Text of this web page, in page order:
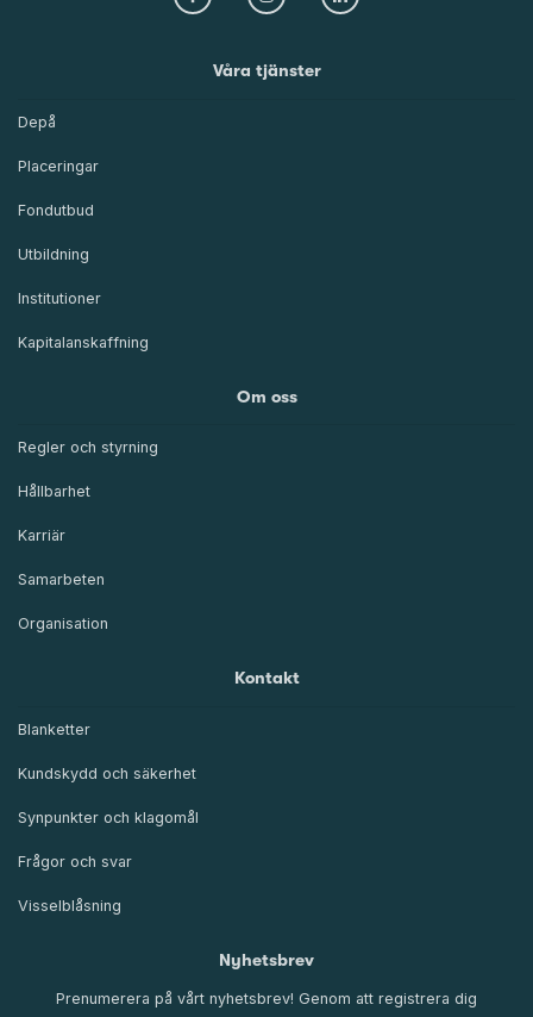
Våra tjänster
Depå
Placeringar
Fondutbud
Utbildning
Institutioner
Kapitalanskaffning
Om oss
Regler och styrning
Hållbarhet
Karriär
Samarbeten
Organisation
Kontakt
Blanketter
Kundskydd och säkerhet
Synpunkter och klagomål
Frågor och svar
Visselblåsning
Nyhetsbrev
Prenumerera på vårt nyhetsbrev! Genom att registrera dig